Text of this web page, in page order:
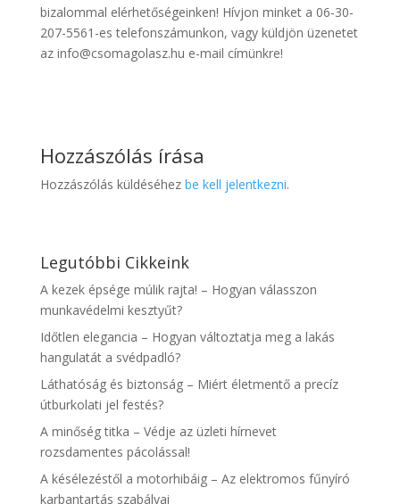
bizalommal elérhetőségeinken! Hívjon minket a 06-30-
207-5561-es telefonszámunkon, vagy küldjön üzenetet
az info@csomagolasz.hu e-mail címünkre!
Hozzászólás írása
Hozzászólás küldéséhez be kell jelentkezni.
Legutóbbi Cikkeink
A kezek épsége múlik rajta! – Hogyan válasszon
munkavédelmi kesztyűt?
Időtlen elegancia – Hogyan változtatja meg a lakás
hangulatát a svédpadló?
Láthatóság és biztonság – Miért életmentő a precíz
útburkolati jel festés?
A minőség titka – Védje az üzleti hírnevet
rozsdamentes pácolással!
A késélezéstől a motorhibáig – Az elektromos fűnyíró
karbantartás szabályai